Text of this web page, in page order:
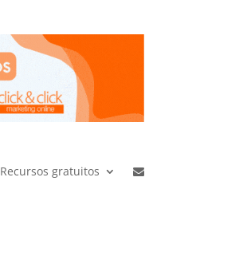
Recursos gratuitos